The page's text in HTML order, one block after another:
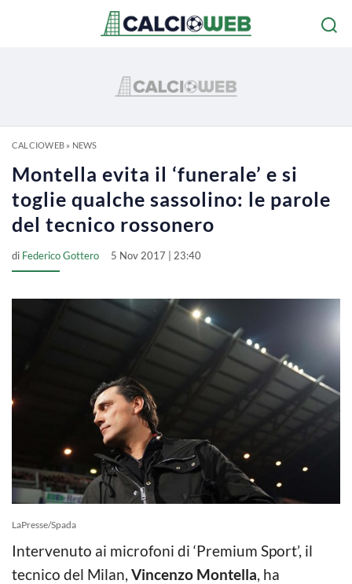
CALCIOWEB» NEWS
Montella evita il ‘funerale’ e si
toglie qualche sassolino: le parole
del tecnico rossonero
di Federico Gottero 5 Nov 2017 | 23:40
LaPresse/Spada
Intervenuto ai microfoni di ‘Premium Sport’, il
tecnico del Milan, Vincenzo Montella, ha